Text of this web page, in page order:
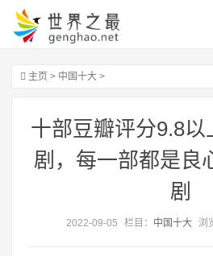
主页 > 中国十大 >
十部豆瓣评分9.8
剧，每一部都是良
剧
2022-09-05 栏目： 中国十大 浏